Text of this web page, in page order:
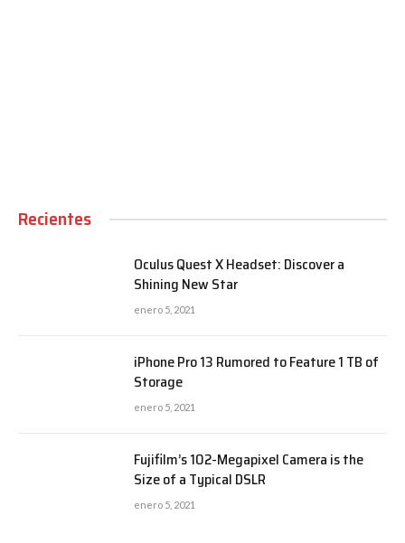
Recientes
Oculus Quest X Headset: Discover a
Shining New Star
enero 5, 2021
iPhone Pro 13 Rumored to Feature 1 TB of
Storage
enero 5, 2021
Fujifilm’s 102-Megapixel Camera is the
Size of a Typical DSLR
enero 5, 2021